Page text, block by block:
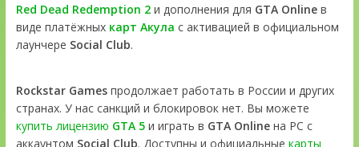
Red Dead Redemption 2и дополнения для GTA Onlineв
виде платёжных карт Акула с активацией в официальном
лаунчере Social Club.
Rockstar Gamesпродолжает работать в России и других
странах. У нас санкций и блокировок нет. Вы можете
купить лицензию GTA 5и играть в GTA Onlineна PC с
аккаунтом Social Club. Доступны и официальные карты